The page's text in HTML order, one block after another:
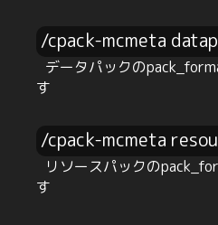
/cpack-mcmeta
データパックの
す
/cpack-mcmeta
リソースパックの
す